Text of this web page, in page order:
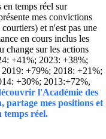
en temps réel sur
mes convictions
et n'est pas une
en cours inclus les
change sur les actions
+41%; 2023: +38%;
+79%; 2018: +21%;
+30%; 2013:+72%,
l'Académie des
partage mes positions et
temps réel.